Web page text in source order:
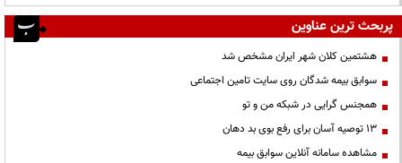
پربحث ترین عناوین
هشتمین کلان شهر ایران مشخص شد
سوابق بیمه شدگان روی سایت تامین اجتماعی
همجنس گرایی در شبکه من و تو
13 توصیه آسان برای رفع بوی بد دهان
مشاهده سامانه آنلاين سوابق بیمه